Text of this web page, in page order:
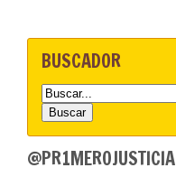
BUSCADOR
@PR1MEROJUSTICIA